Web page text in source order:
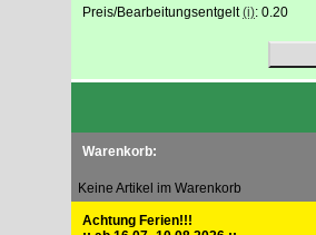
Preis/Bearbeitungsentgelt(i): 0.20
Warenkorb:
Keine Artikel im Warenkorb
Achtung Ferien!!!